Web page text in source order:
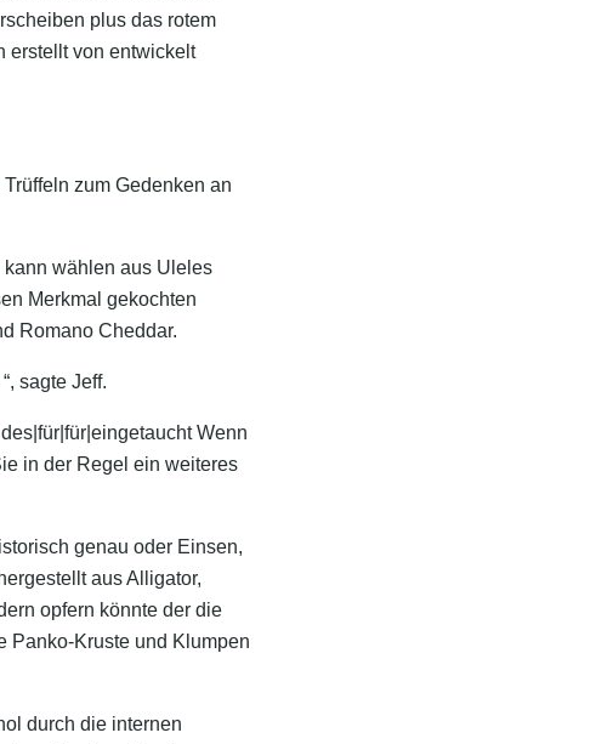
plus das rotem
erstellt von entwickelt
zum Gedenken an
wählen aus Uleles
Merkmal gekochten
Romano Cheddar.
sagte Jeff.
Wenn
in der Regel ein weiteres
genau oder Einsen,
aus Alligator,
opfern könnte der die
Panko-Kruste und Klumpen
durch die internen